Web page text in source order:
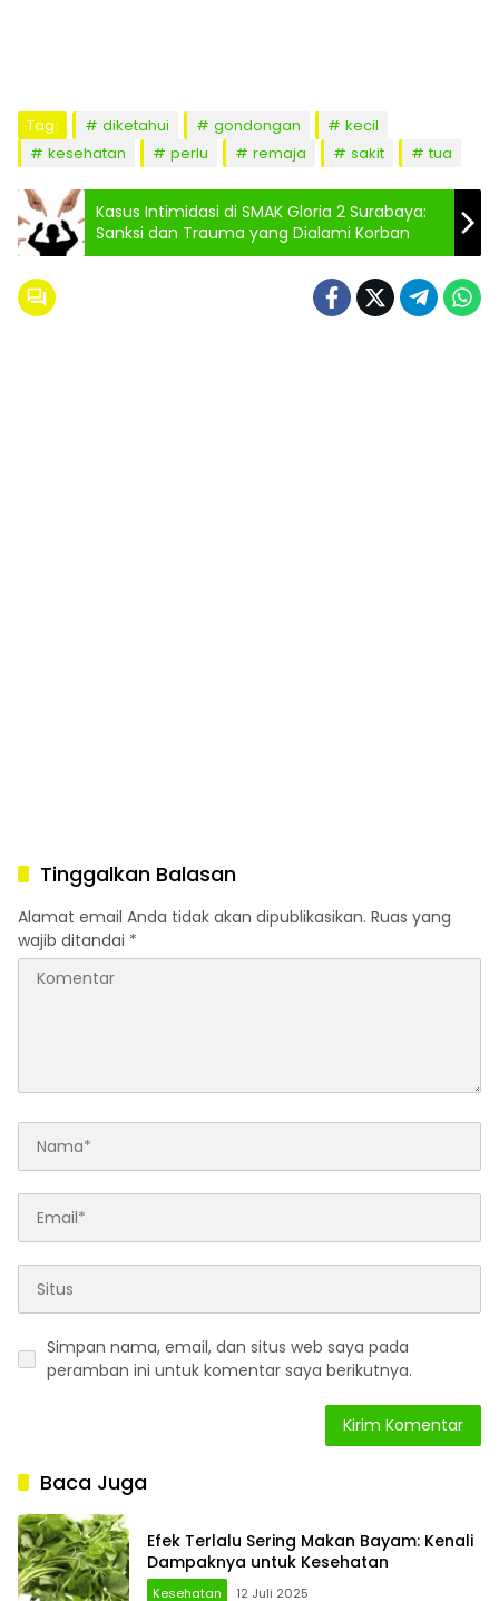
Tag: diketahui gondongan
kecil
kesehatan
perlu remaja sakit tua
Kasus Intimidasi di SMAK Gloria 2 Surabaya:
Sanksi dan Trauma yang Dialami Korban
Tinggalkan Balasan
Alamat email Anda tidak akan dipublikasikan. Ruas yang
wajib ditandai *
Simpan nama, email, dan situs web saya pada
peramban ini untuk komentar saya berikutnya.
Baca Juga
Efek Terlalu Sering Makan Bayam: Kenali
Dampaknya untuk Kesehatan
Kesehatan 12 Juli 2025